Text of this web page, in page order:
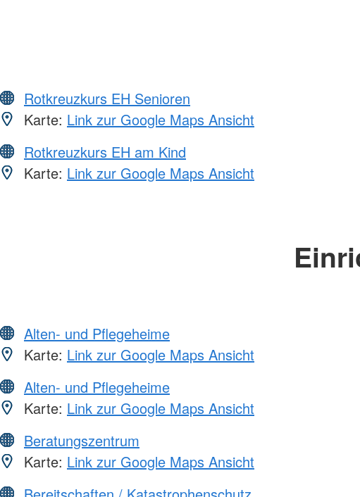
Rotkreuzkurs EH Senioren
Karte: Link zur Google Maps Ansicht
Rotkreuzkurs EH am Kind
Karte: Link zur Google Maps Ansicht
Alten- und Pflegeheime
Karte: Link zur Google Maps Ansicht
Alten- und Pflegeheime
Karte: Link zur Google Maps Ansicht
Beratungszentrum
Karte: Link zur Google Maps Ansicht